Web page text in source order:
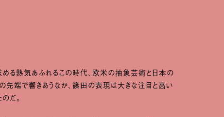
める熱気あふれるこの時代、欧米の抽象芸術と日本の
先端で響きあうなか、篠田の表現は大きな注目と高い
だ。